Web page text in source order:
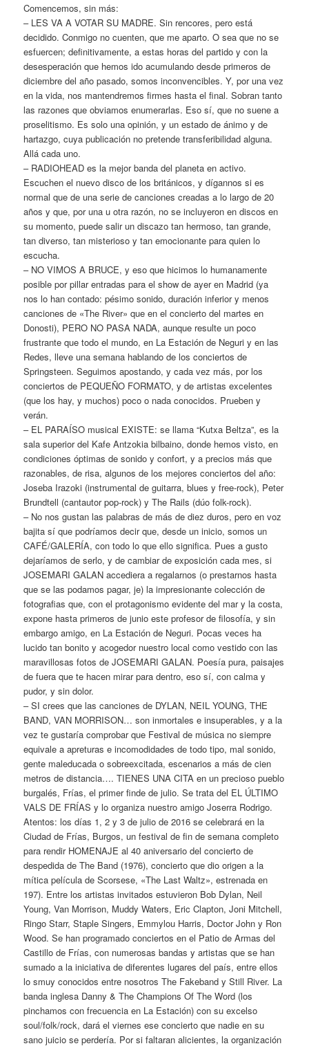
Comencemos, sin más:
– LES VA A VOTAR SU MADRE. Sin rencores, pero está
decidido. Conmigo no cuenten, que me aparto. O sea que no se
esfuercen; definitivamente, a estas horas del partido y con la
desesperación que hemos ido acumulando desde primeros de
diciembre del año pasado, somos inconvencibles. Y, por una vez
en la vida, nos mantendremos firmes hasta el final. Sobran tanto
las razones que obviamos enumerarlas. Eso sí, que no suene a
proselitismo. Es solo una opinión, y un estado de ánimo y de
hartazgo, cuya publicación no pretende transferibilidad alguna.
Allá cada uno.
– RADIOHEAD es la mejor banda del planeta en activo.
Escuchen el nuevo disco de los británicos, y dígannos si es
normal que de una serie de canciones creadas a lo largo de 20
años y que, por una u otra razón, no se incluyeron en discos en
su momento, puede salir un discazo tan hermoso, tan grande,
tan diverso, tan misterioso y tan emocionante para quien lo
escucha.
– NO VIMOS A BRUCE, y eso que hicimos lo humanamente
posible por pillar entradas para el show de ayer en Madrid (ya
nos lo han contado: pésimo sonido, duración inferior y menos
canciones de «The River» que en el concierto del martes en
Donosti), PERO NO PASA NADA, aunque resulte un poco
frustrante que todo el mundo, en La Estación de Neguri y en las
Redes, lleve una semana hablando de los conciertos de
Springsteen. Seguimos apostando, y cada vez más, por los
conciertos de PEQUEÑO FORMATO, y de artistas excelentes
(que los hay, y muchos) poco o nada conocidos. Prueben y
verán.
– EL PARAÍSO musical EXISTE: se llama “Kutxa Beltza”, es la
sala superior del Kafe Antzokia bilbaino, donde hemos visto, en
condiciones óptimas de sonido y confort, y a precios más que
razonables, de risa, algunos de los mejores conciertos del año:
Joseba Irazoki (instrumental de guitarra, blues y free-rock), Peter
Brundtell (cantautor pop-rock) y The Rails (dúo folk-rock).
– No nos gustan las palabras de más de diez duros, pero en voz
bajita sí que podríamos decir que, desde un inicio, somos un
CAFÉ/GALERÍA, con todo lo que ello significa. Pues a gusto
dejaríamos de serlo, y de cambiar de exposición cada mes, si
JOSEMARI GALAN accediera a regalarnos (o prestarnos hasta
que se las podamos pagar, je) la impresionante colección de
fotografias que, con el protagonismo evidente del mar y la costa,
expone hasta primeros de junio este profesor de filosofía, y sin
embargo amigo, en La Estación de Neguri. Pocas veces ha
lucido tan bonito y acogedor nuestro local como vestido con las
maravillosas fotos de JOSEMARI GALAN. Poesía pura, paisajes
de fuera que te hacen mirar para dentro, eso sí, con calma y
pudor, y sin dolor.
– SI crees que las canciones de DYLAN, NEIL YOUNG, THE
BAND, VAN MORRISON… son inmortales e insuperables, y a la
vez te gustaría comprobar que Festival de música no siempre
equivale a apreturas e incomodidades de todo tipo, mal sonido,
gente maleducada o sobreexcitada, escenarios a más de cien
metros de distancia…. TIENES UNA CITA en un precioso pueblo
burgalés, Frías, el primer finde de julio. Se trata del EL ÚLTIMO
VALS DE FRÍAS y lo organiza nuestro amigo Joserra Rodrigo.
Atentos: los días 1, 2 y 3 de julio de 2016 se celebrará en la
Ciudad de Frías, Burgos, un festival de fin de semana completo
para rendir HOMENAJE al 40 aniversario del concierto de
despedida de The Band (1976), concierto que dio origen a la
mítica película de Scorsese, «The Last Waltz», estrenada en
197). Entre los artistas invitados estuvieron Bob Dylan, Neil
Young, Van Morrison, Muddy Waters, Eric Clapton, Joni Mitchell,
Ringo Starr, Staple Singers, Emmylou Harris, Doctor John y Ron
Wood. Se han programado conciertos en el Patio de Armas del
Castillo de Frías, con numerosas bandas y artistas que se han
sumado a la iniciativa de diferentes lugares del país, entre ellos
lo smuy conocidos entre nosotros The Fakeband y Still River. La
banda inglesa Danny & The Champions Of The Word (los
pinchamos con frecuencia en La Estación) con su excelso
soul/folk/rock, dará el viernes ese concierto que nadie en su
sano juicio se perdería. Por si faltaran alicientes, la organización